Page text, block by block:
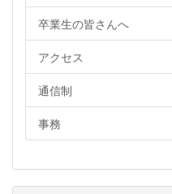
卒業生の皆さんへ
アクセス
通信制
事務